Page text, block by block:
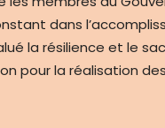
dans
la résilience et le
pour la réalisation